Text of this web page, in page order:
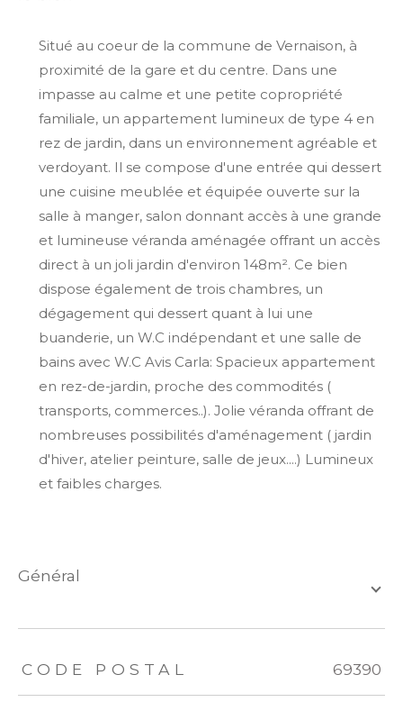
Situé au coeur de la commune de Vernaison, à
proximité de la gare et du centre. Dans une
impasse au calme et une petite copropriété
familiale, un appartement lumineux de type 4 en
rez de jardin, dans un environnement agréable et
verdoyant. Il se compose d'une entrée qui dessert
une cuisine meublée et équipée ouverte sur la
salle à manger, salon donnant accès à une grande
et lumineuse véranda aménagée offrant un accès
direct à un joli jardin d'environ 148m². Ce bien
dispose également de trois chambres, un
dégagement qui dessert quant à lui une
buanderie, un W.C indépendant et une salle de
bains avec W.C Avis Carla: Spacieux appartement
en rez-de-jardin, proche des commodités (
transports, commerces..). Jolie véranda offrant de
nombreuses possibilités d'aménagement ( jardin
d'hiver, atelier peinture, salle de jeux....) Lumineux
et faibles charges.
général
TRAD_ZEPHYR_Caracteristique TRAD_ZEPHYR_Valeurs
CODE POSTAL 69390